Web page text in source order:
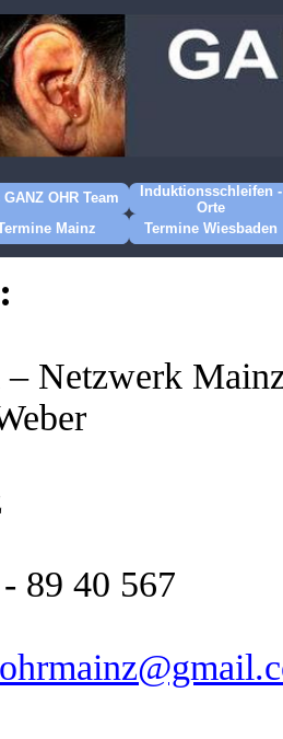
GANZ OHR Team
Induktionsschleifen -
Orte
Mainz Termine Wiesbaden
Netzwerk
89 40 567